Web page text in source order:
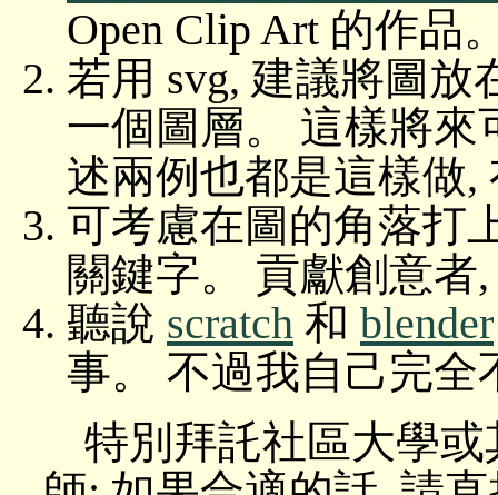
Open Clip Art 的作品
若用 svg, 建議將圖放
一個圖層。 這樣將
述兩例也都是這樣做,
可考慮在圖的角落打
關鍵字。 貢獻創意者
聽說 scratch 和 blender
事。 不過我自己完全
特別拜託社區大學